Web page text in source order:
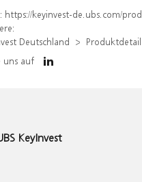
https://keyinvest-de.ubs.com/produkt/detail/index/isin/DE000WA0FNM8
Deutschland
Produktdetail
uns auf
KeyInvest